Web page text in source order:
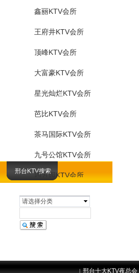
邢台KTV搜索
请选择分类
鑫丽KTV会所
王府井KTV会所
顶峰KTV会所
大富豪KTV会所
星光灿烂KTV会所
芭比KTV会所
茶马国际KTV会所
九号公馆KTV会所
四方园KTV会所
华侨娱乐KTV会所
|邢台十大KTV夜总会